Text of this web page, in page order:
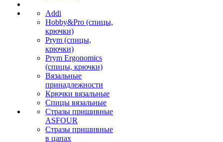
Addi
Hobby&Pro (спицы,
крючки)
Prym (спицы,
крючки)
Prym Ergonomics
(спицы, крючки)
Вязальные
принадлежности
Крючки вязальные
Спицы вязальные
Стразы пришивные
ASFOUR
Стразы пришивные
в цапах